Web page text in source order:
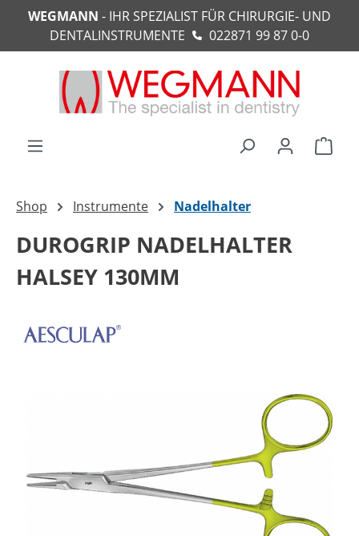
springen
WEGMANN - IHR SPEZIALIST FÜR CHIRURGIE- UND
DENTALINSTRUMENTE
022871 99 87 0-0
Shop Instrumente Nadelhalter
DUROGRIP NADELHALTER
HALSEY 130MM